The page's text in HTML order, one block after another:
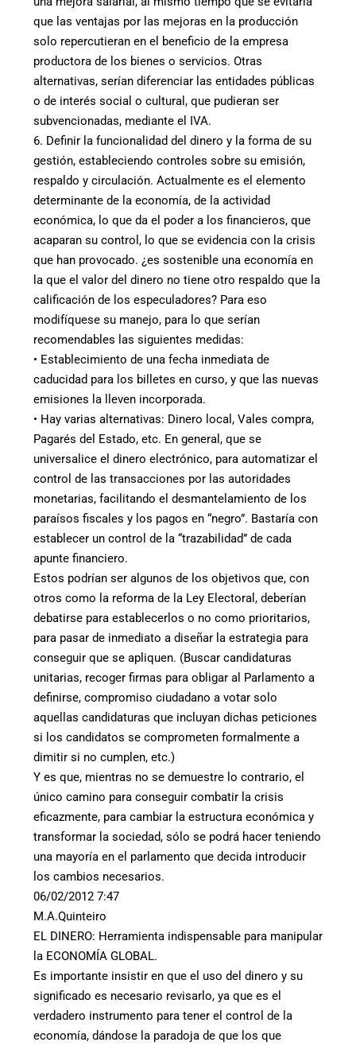
que las ventajas por las mejoras en la producción
solo repercutieran en el beneficio de la empresa
productora de los bienes o servicios. Otras
alternativas, serían diferenciar las entidades públicas
o de interés social o cultural, que pudieran ser
subvencionadas, mediante el IVA.
6. Definir la funcionalidad del dinero y la forma de su
gestión, estableciendo controles sobre su emisión,
respaldo y circulación. Actualmente es el elemento
determinante de la economía, de la actividad
económica, lo que da el poder a los financieros, que
acaparan su control, lo que se evidencia con la crisis
que han provocado. ¿es sostenible una economía en
la que el valor del dinero no tiene otro respaldo que la
calificación de los especuladores? Para eso
modifíquese su manejo, para lo que serían
recomendables las siguientes medidas:
• Establecimiento de una fecha inmediata de
caducidad para los billetes en curso, y que las nuevas
emisiones la lleven incorporada.
• Hay varias alternativas: Dinero local, Vales compra,
Pagarés del Estado, etc. En general, que se
universalice el dinero electrónico, para automatizar el
control de las transacciones por las autoridades
monetarias, facilitando el desmantelamiento de los
paraísos fiscales y los pagos en “negro”. Bastaría con
establecer un control de la “trazabilidad” de cada
apunte financiero.
Estos podrían ser algunos de los objetivos que, con
otros como la reforma de la Ley Electoral, deberían
debatirse para establecerlos o no como prioritarios,
para pasar de inmediato a diseñar la estrategia para
conseguir que se apliquen. (Buscar candidaturas
unitarias, recoger firmas para obligar al Parlamento a
definirse, compromiso ciudadano a votar solo
aquellas candidaturas que incluyan dichas peticiones
si los candidatos se comprometen formalmente a
dimitir si no cumplen, etc.)
Y es que, mientras no se demuestre lo contrario, el
único camino para conseguir combatir la crisis
eficazmente, para cambiar la estructura económica y
transformar la sociedad, sólo se podrá hacer teniendo
una mayoría en el parlamento que decida introducir
los cambios necesarios.
06/02/2012 7:47
M.A.Quinteiro
EL DINERO: Herramienta indispensable para manipular
la ECONOMÍA GLOBAL.
Es importante insistir en que el uso del dinero y su
significado es necesario revisarlo, ya que es el
verdadero instrumento para tener el control de la
economía, dándose la paradoja de que los que